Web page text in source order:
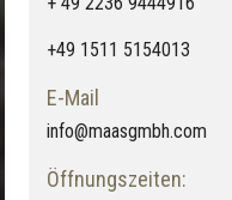
+49 1511 5154013
E-Mail
info@maasgmbh.com
Öffnungszeiten: